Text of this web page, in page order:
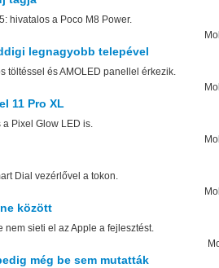
hivatalos a Poco M8 Power.
legnagyobb telepével
töltéssel és AMOLED panellel érkezik.
11 Pro XL
Pixel Glow LED is.
Dial vezérlővel a tokon.
között
nem sieti el az Apple a fejlesztést.
még be sem mutatták